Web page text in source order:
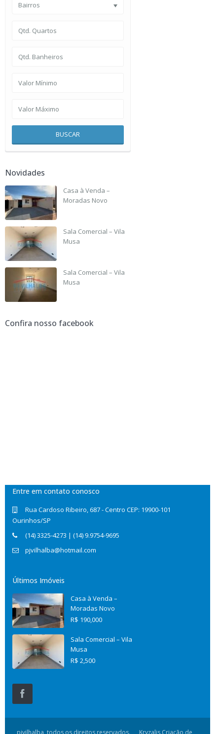
Bairros
BUSCAR
Novidades
Casa à Venda –
Moradas Novo
Sala Comercial – Vila
Musa
Sala Comercial – Vila
Musa
Confira nosso facebook
Entre em contato conosco
Rua Cardoso Ribeiro, 687 - Centro CEP: 19900-101
Ourinhos/SP
(14) 3325-4273 | (14) 9.9754-9695
pjvilhalba@hotmail.com
Últimos Imóveis
Casa à Venda –
Moradas Novo
R$ 190,000
Sala Comercial – Vila
Musa
R$ 2,500